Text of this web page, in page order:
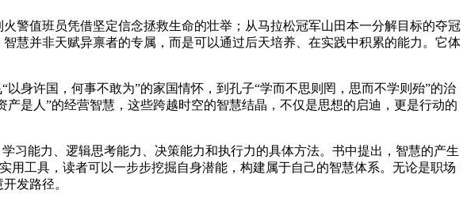
警值班员凭借坚定信念拯救生命的壮举；从马拉松冠军山田本一分解目标的夺冠
慧并非天赋异禀者的专属，而是可以通过后天培养、在实践中积累的能力。它体
身许国，何事不敢为”的家国情怀，到孔子“学而不思则罔，思而不学则殆”的治
是人”的经营智慧，这些跨越时空的智慧结晶，不仅是思想的启迪，更是行动的
习能力、逻辑思考能力、决策能力和执行力的具体方法。书中提出，智慧的产生
用工具，读者可以一步步挖掘自身潜能，构建属于自己的智慧体系。无论是职场
发路径。